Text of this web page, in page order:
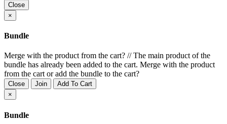
Close
×
Bundle
Merge with the product from the cart? //The main product of the
bundle has already been added to the cart. Merge with the product
from the cart or add the bundle to the cart?
Close Join
Add To Cart
×
Bundle